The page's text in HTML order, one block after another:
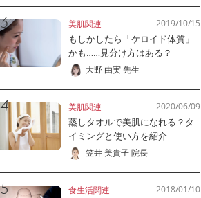
美肌関連 2019/10/15
もしかしたら「ケロイド体質」
かも……見分け方はある？
大野 由実 先生
美肌関連 2020/06/09
蒸しタオルで美肌になれる？タ
イミングと使い方を紹介
笠井 美貴子 院長
食生活関連 2018/01/10